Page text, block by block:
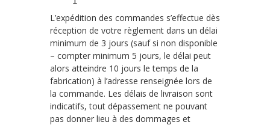
L’expédition des commandes s’effectue dès
réception de votre règlement dans un délai
minimum de 3 jours (sauf si non disponible
– compter minimum 5 jours, le délai peut
alors atteindre 10 jours le temps de la
fabrication) à l’adresse renseignée lors de
la commande. Les délais de livraison sont
indicatifs, tout dépassement ne pouvant
pas donner lieu à des dommages et